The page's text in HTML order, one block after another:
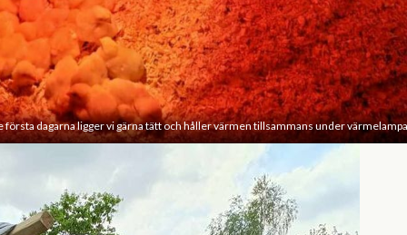
första dagarna ligger vi gärna tätt och håller värmen tillsammans under